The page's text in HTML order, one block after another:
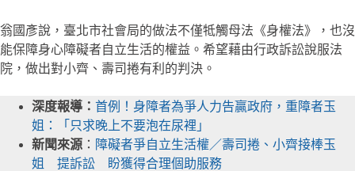
翁國彥說，臺北市社會局的做法不僅牴觸母法《身權法》，也沒
能保障身心障礙者自立生活的權益。希望藉由行政訴訟說服法
院，做出對小齊、壽司捲有利的判決。
深度報導： 首例！身障者為爭人力告贏政府，重障者玉
姐：「只求晚上不要泡在尿裡」
新聞來源 ： 障礙者爭自立生活權／壽司捲、小齊接棒玉
姐 提訴訟 盼獲得合理個助服務